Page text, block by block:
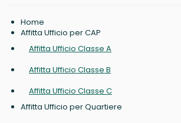
Home
Affitta Ufficio per CAP
Affitta Ufficio Classe A
Affitta Ufficio Classe B
Affitta Ufficio Classe C
Affitta Ufficio per Quartiere